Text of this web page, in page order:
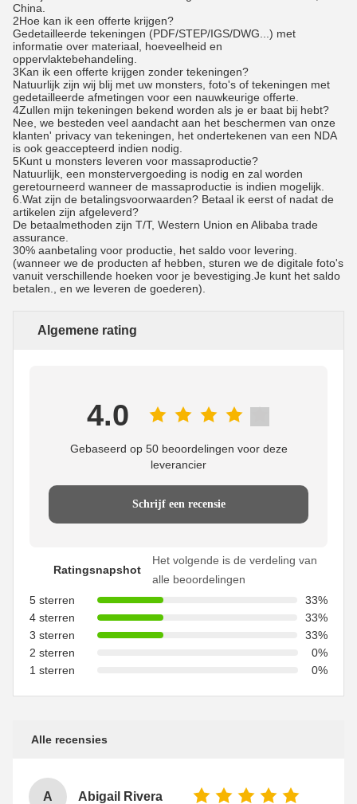
China.
2Hoe kan ik een offerte krijgen?
Gedetailleerde tekeningen (PDF/STEP/IGS/DWG...) met
informatie over materiaal, hoeveelheid en
oppervlaktebehandeling.
3Kan ik een offerte krijgen zonder tekeningen?
Natuurlijk zijn wij blij met uw monsters, foto's of tekeningen met
gedetailleerde afmetingen voor een nauwkeurige offerte.
4Zullen mijn tekeningen bekend worden als je er baat bij hebt?
Nee, we besteden veel aandacht aan het beschermen van onze
klanten' privacy van tekeningen, het ondertekenen van een NDA
is ook geaccepteerd indien nodig.
5Kunt u monsters leveren voor massaproductie?
Natuurlijk, een monstervergoeding is nodig en zal worden
geretourneerd wanneer de massaproductie is indien mogelijk.
6. Wat zijn de betalingsvoorwaarden? Betaal ik eerst of nadat de
artikelen zijn afgeleverd?
De betaalmethoden zijn T/T, Western Union en Alibaba trade
assurance.
30% aanbetaling voor productie, het saldo voor levering.
(wanneer we de producten af hebben, sturen we de digitale foto's
vanuit verschillende hoeken voor je bevestiging.Je kunt het saldo
betalen., en we leveren de goederen).
Algemene rating
4.0
Gebaseerd op 50 beoordelingen voor deze
leverancier
Schrijf een recensie
Ratingsnapshot
Het volgende is de verdeling van
alle beoordelingen
5 sterren
33%
4 sterren
33%
3 sterren
33%
2 sterren
0%
1 sterren
0%
Alle recensies
A Abigail Rivera